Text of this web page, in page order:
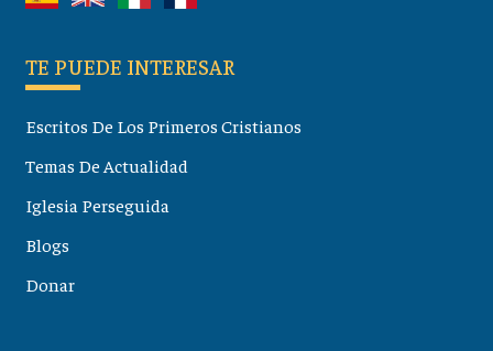
TE PUEDE INTERESAR
Escritos De Los Primeros Cristianos
Temas De Actualidad
Iglesia Perseguida
Blogs
Donar